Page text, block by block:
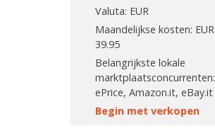
Valuta: EUR
Maandelijkse kosten: EUR
39.95
Belangrijkste lokale
marktplaatsconcurrenten:
ePrice, Amazon.it, eBay.it
Begin met verkopen